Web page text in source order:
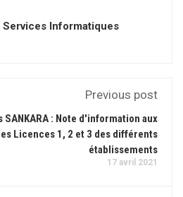
Services Informatiques
Previous post
SANKARA : Note d'information aux
Licences 1, 2 et 3 des différents
établissements
17 avril 2021